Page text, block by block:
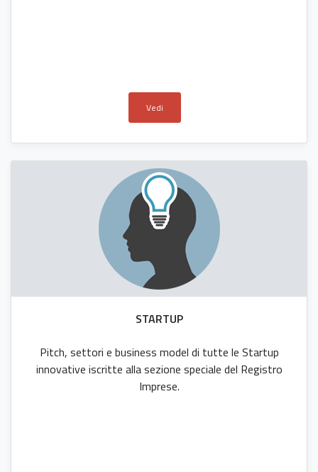
Vedi
STARTUP
Pitch, settori e business model di tutte le Startup
innovative iscritte alla sezione speciale del Registro
Imprese.